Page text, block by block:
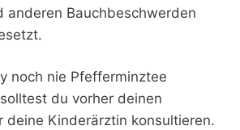
anderen Bauchbeschwerden
noch nie Pfefferminztee
du vorher deinen
deine Kinderärztin konsultieren.